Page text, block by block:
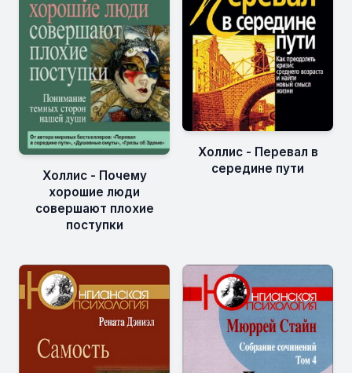
Холлис - Почему
хорошие люди
совершают плохие
поступки
Холлис - Перевал в
середине пути